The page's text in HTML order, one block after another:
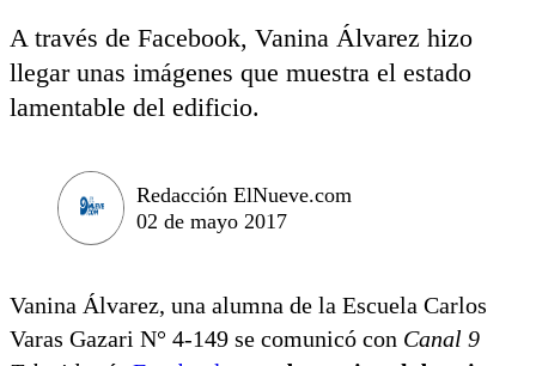
A través de Facebook, Vanina Álvarez hizo
llegar unas imágenes que muestra el estado
lamentable del edificio.
Redacción ElNueve.com
02 de mayo 2017
Vanina Álvarez, una alumna de la Escuela Carlos
Varas Gazari N° 4-149 se comunicó con Canal 9